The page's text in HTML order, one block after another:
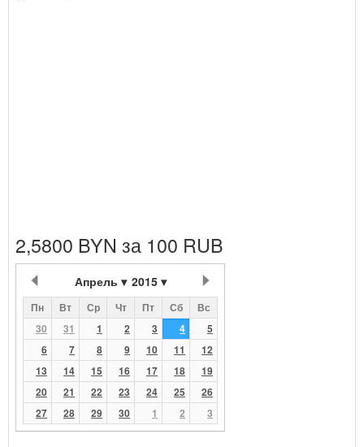
2,5800 BYN за 100 RUB
Апрель 2015
Пн Вт Ср Чт Пт Сб
Вс
30
31 1 2 3 4
5
6
7 8 9 10 11
12
13
14 15 16 17 18
19
20
21 22 23 24 25
26
27
28 29 30 1 2 3